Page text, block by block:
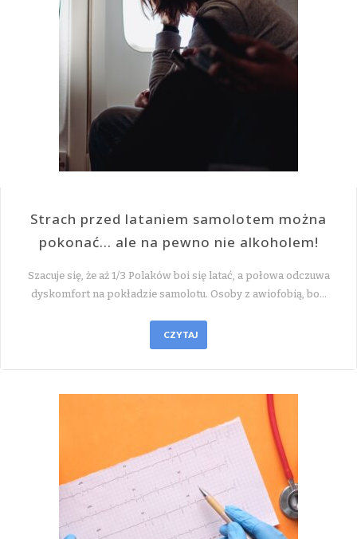
Strach przed lataniem samolotem można
pokonać… ale na pewno nie alkoholem!
Szacuje się, że aż 1/3 Polaków boi się latać, a połowa odczuwa
dyskomfort na pokładzie samolotu. Osoby z awiofobią, bo…
CZYTAJ